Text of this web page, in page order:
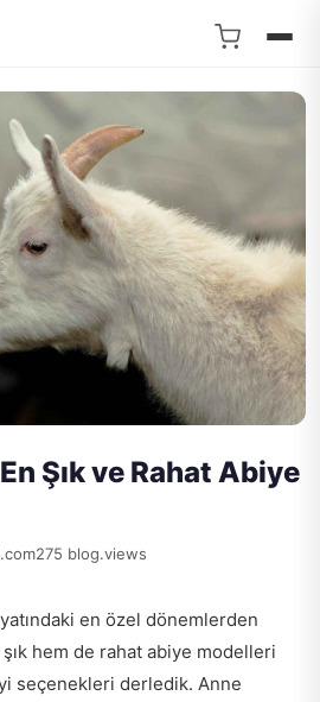
Şık ve Rahat Abiye
275 blog.views
en özel dönemlerden
hem de rahat abiye modelleri
seçenekleri derledik. Anne